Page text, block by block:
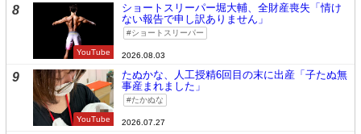
8
YouTube
ショートスリーパー堀大輔、全財産喪失「情け
ない報告で申し訳ありません」
ショートスリーパー
2026.08.03
9
YouTube
たぬかな、人工授精6回目の末に出産「子たぬ無
事産まれました」
たかぬな
2026.07.27